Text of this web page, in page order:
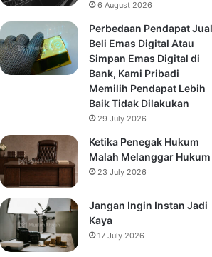
6 August 2026
Perbedaan Pendapat Jual
Beli Emas Digital Atau
Simpan Emas Digital di
Bank, Kami Pribadi
Memilih Pendapat Lebih
Baik Tidak Dilakukan
29 July 2026
Ketika Penegak Hukum
Malah Melanggar Hukum
23 July 2026
Jangan Ingin Instan Jadi
Kaya
17 July 2026